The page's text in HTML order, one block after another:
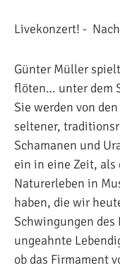
Livekonzert! -
Günter Müller
flöten… unter dem
Sie werden von
seltener,
Schamanen und
ein in eine Zeit, als
Naturerleben in
haben, die wir
Schwingungen des
ungeahnte
ob das Firmament